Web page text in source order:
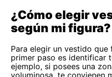
¿Cómo elegir
según mi figura?
Para elegir un vestido
primer paso es identificar
ejemplo, si posees una